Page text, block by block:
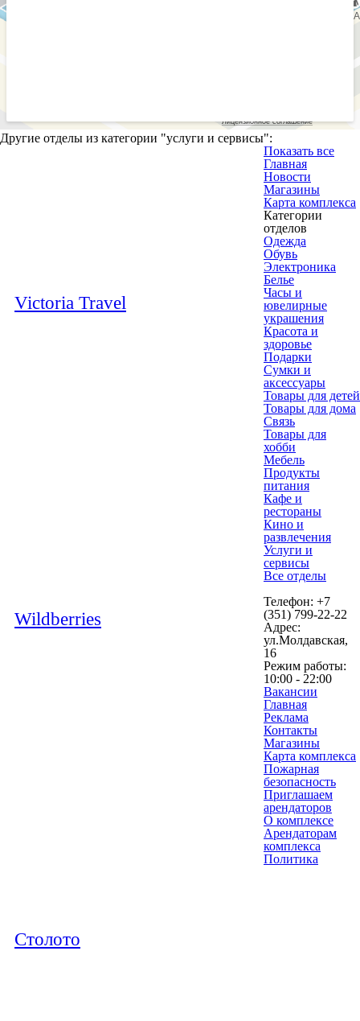
Другие отделы из категории "услуги и сервисы":
Victoria Travel
Wildberries
Столото
Показать все
Главная
Новости
Магазины
Карта комплекса
Категории
отделов
Одежда
Обувь
Электроника
Белье
Часы и
ювелирные
украшения
Красота и
здоровье
Подарки
Сумки и
аксессуары
Товары для детей
Товары для дома
Связь
Товары для
хобби
Мебель
Продукты
питания
Кафе и
рестораны
Кино и
развлечения
Услуги и
сервисы
Все отделы
Телефон: +7
(351) 799-22-22
Адрес:
ул.Молдавская,
16
Режим работы:
10:00 - 22:00
Вакансии
Главная
Реклама
Контакты
Магазины
Карта комплекса
Пожарная
безопасность
Приглашаем
арендаторов
О комплексе
Арендаторам
комплекса
Политика